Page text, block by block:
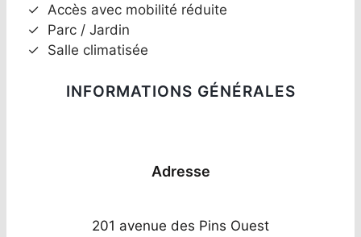
✓ Accès avec mobilité réduite
✓ Parc / Jardin
✓ Salle climatisée
INFORMATIONS GÉNÉRALES
Adresse
201 avenue des Pins Ouest